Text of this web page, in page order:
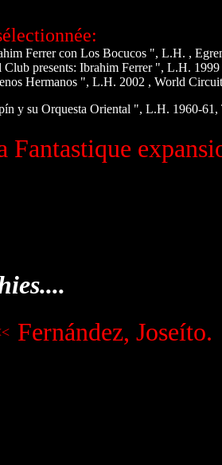
Ferrer con Los Bocucos ", L.H. ,
presents: Ibrahim Ferrer ", L.H. 1999
Hermanos ", L.H. 2002 , World
y su Orquesta Oriental ", L.H. 1960-61,
Fantastique
Fernández, Joseíto.